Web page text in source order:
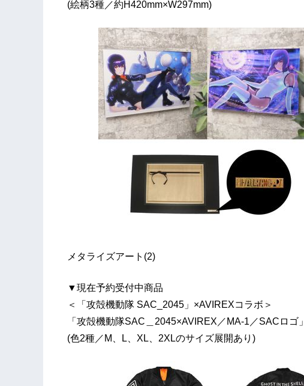
(絵柄3種／約H420mm×W297mm)
メタライズアート(2)
▼現在予約受付中商品
＜「攻殻機動隊 SAC_2045」×AVIREXコラボ＞
「攻殻機動隊SAC＿2045×AVIREX／MA-1／SACロゴ」
(色2種／M、L、XL、2XLのサイズ展開あり)